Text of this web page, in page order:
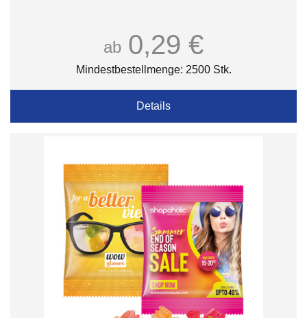
ab 0,29 €
Mindestbestellmenge: 2500 Stk.
Details